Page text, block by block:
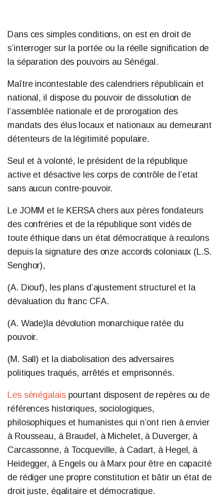
Dans ces simples conditions, on est en droit de
s’interroger sur la portée ou la réelle signification de
la séparation des pouvoirs au Sénégal.
Maître incontestable des calendriers républicain et
national, il dispose du pouvoir de dissolution de
l’assemblée nationale et de prorogation des
mandats des élus locaux et nationaux au demeurant
détenteurs de la légitimité populaire.
Seul et à volonté, le président de la république
active et désactive les corps de contrôle de l’etat
sans aucun contre-pouvoir.
Le JOMM et le KERSA chers aux pères fondateurs
des confréries et de la république sont vidés de
toute éthique dans un état démocratique à reculons
depuis la signature des onze accords coloniaux (L.S.
Senghor),
(A. Diouf), les plans d’ajustement structurel et la
dévaluation du franc CFA.
(A. Wade)la dévolution monarchique ratée du
pouvoir.
(M. Sall) et la diabolisation des adversaires
politiques traqués, arrêtés et emprisonnés.
Les sénégalaispourtant disposent de repères ou de
références historiques, sociologiques,
philosophiques et humanistes qui n’ont rien à envier
à Rousseau, à Braudel, à Michelet, à Duverger, à
Carcassonne, à Tocqueville, à Cadart, à Hegel, à
Heidegger, à Engels ou à Marx pour être en capacité
de rédiger une propre constitution et bâtir un état de
droit juste, égalitaire et démocratique.